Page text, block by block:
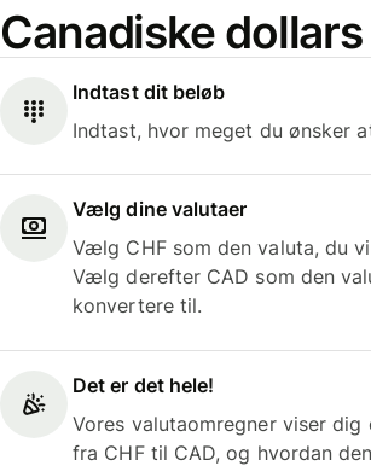
Canadiske dollars
Indtast dit beløb
Indtast, hvor meget du ønsker
Vælg dine valutaer
Vælg CHF som den valuta, du
Vælg derefter CAD som den
konvertere til.
Det er det hele!
Vores valutaomregner viser dig
fra CHF til CAD, og hvordan